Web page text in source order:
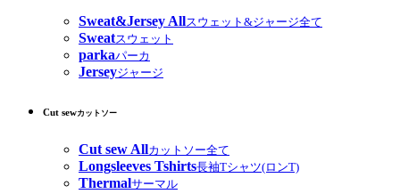
Sweat&Jersey Allスウェット&ジャージ全て
Sweatスウェット
parkaパーカ
Jerseyジャージ
Cut sewカットソー
Cut sew Allカットソー全て
Longsleeves Tshirts長袖Tシャツ(ロンT)
Thermalサーマル